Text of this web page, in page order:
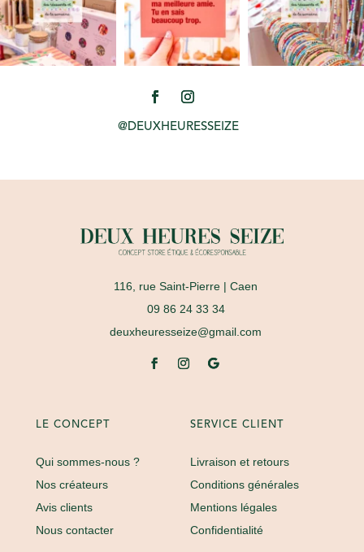
@DEUXHEURESSEIZE
116, rue Saint-Pierre | Caen
09 86 24 33 34
deuxheuresseize@gmail.com
LE CONCEPT
Qui sommes-nous ?
Nos créateurs
Avis clients
Nous contacter
SERVICE CLIENT
Livraison et retours
Conditions générales
Mentions légales
Confidentialité